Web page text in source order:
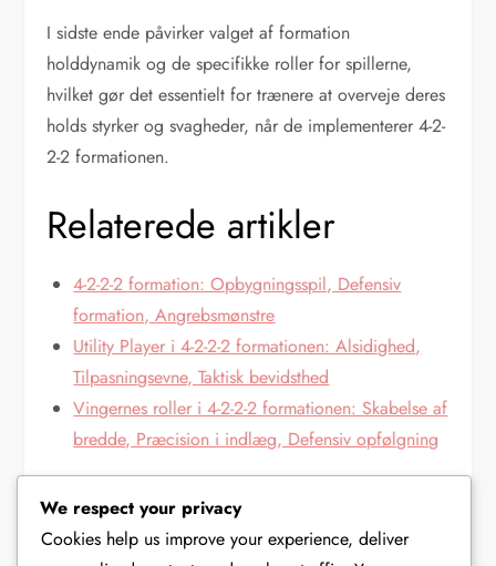
I sidste ende påvirker valget af formation
holddynamik og de specifikke roller for spillerne,
hvilket gør det essentielt for trænere at overveje deres
holds styrker og svagheder, når de implementerer 4-2-
2-2 formationen.
Relaterede artikler
4-2-2-2 formation: Opbygningsspil, Defensiv
formation, Angrebsmønstre
Utility Player i 4-2-2-2 formationen: Alsidighed,
Tilpasningsevne, Taktisk bevidsthed
Vingernes roller i 4-2-2-2 formationen: Skabelse af
bredde, Præcision i indlæg, Defensiv opfølgning
SPILLERROLLER I 4-2-2-2 FORMATIONEN
We respect your privacy
Cookies help us improve your experience, deliver